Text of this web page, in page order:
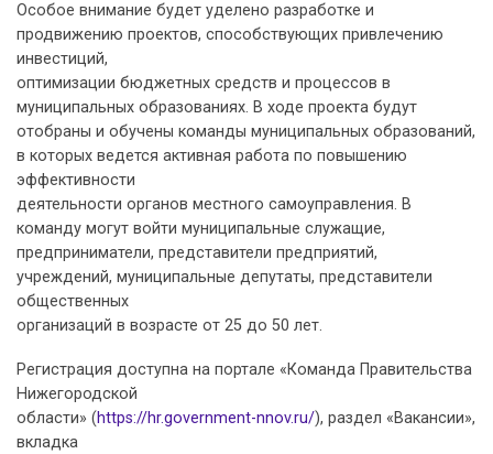
Особое внимание будет уделено разработке и
продвижению проектов, способствующих привлечению
инвестиций,
оптимизации бюджетных средств и процессов в
муниципальных образованиях. В ходе проекта будут
отобраны и обучены команды муниципальных образований,
в которых ведется активная работа по повышению
эффективности
деятельности органов местного самоуправления. В
команду могут войти муниципальные служащие,
предприниматели, представители предприятий,
учреждений, муниципальные депутаты, представители
общественных
организаций в возрасте от 25 до 50 лет.
Регистрация доступна на портале «Команда Правительства
Нижегородской
области» (https://hr.government-nnov.ru/), раздел «Вакансии»,
вкладка